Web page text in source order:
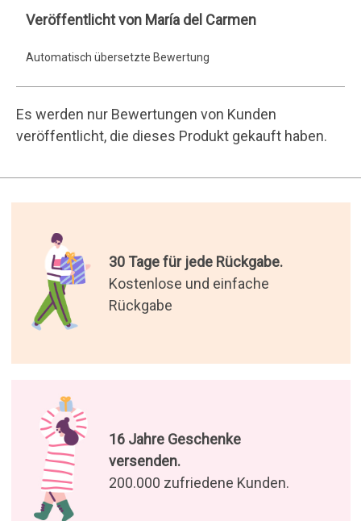
María
Carmen
Veröffentlicht von María del Carmen
Automatisch übersetzte Bewertung
Es werden nur Bewertungen von Kunden
veröffentlicht, die dieses Produkt gekauft haben.
30 Tage für jede Rückgabe.
Kostenlose und einfache
Rückgabe
16 Jahre Geschenke
versenden.
200.000 zufriedene Kunden.